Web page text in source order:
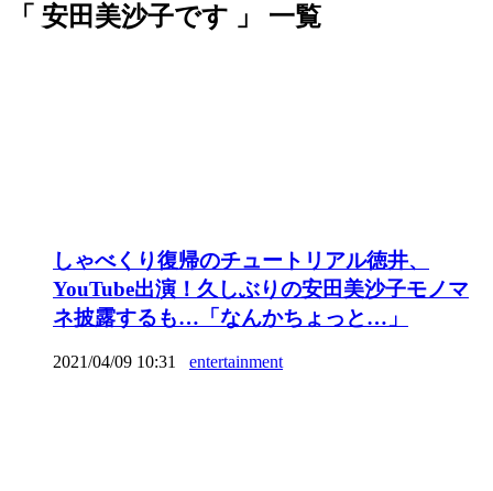
「 安田美沙子です 」 一覧
しゃべくり復帰のチュートリアル徳井、
YouTube出演！久しぶりの安田美沙子モノマ
ネ披露するも…「なんかちょっと…」
2021/04/09 10:31 entertainment